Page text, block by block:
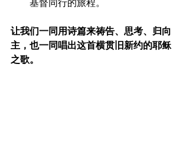
基督同行的旅程。
让我们一同用诗篇来祷告、思考、归向
主，也一同唱出这首横贯旧新约的耶稣
之歌。